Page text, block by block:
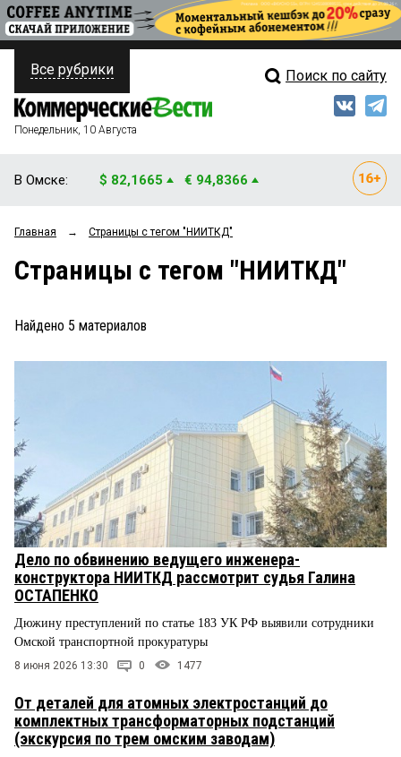
ПОЛИТИКА
ФИНАНСЫ
ОБЩЕСТВО
ЗАКОН
НОВОСТИ КОМПАНИЙ
ПРОИСШЕСТВИЯ
Свежий выпуск
Мнения
Рейтинги
Все рубрики Поиск по сайту
Понедельник, 10 Августа
В Омске: $ 82,1665 € 94,8366
Главная → Страницы c тегом "НИИТКД"
Страницы c тегом "НИИТКД"
Найдено 5 материалов
Дело по обвинению ведущего инженера-
конструктора НИИТКД рассмотрит судья Галина
ОСТАПЕНКО
Дюжину преступлений по статье 183 УК РФ выявили сотрудники
Омской транспортной прокуратуры
8 июня 2026 13:30 0 1477
От деталей для атомных электростанций до
комплектных трансформаторных подстанций
(экскурсия по трем омским заводам)